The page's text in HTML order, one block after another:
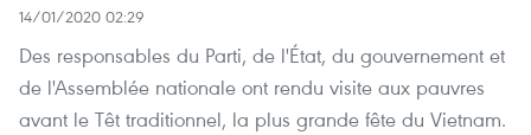
14/01/2020 02:29
Des responsables du Parti, de l'État, du gouvernement et
de l'Assemblée nationale ont rendu visite aux pauvres
avant le Têt traditionnel, la plus grande fête du Vietnam.